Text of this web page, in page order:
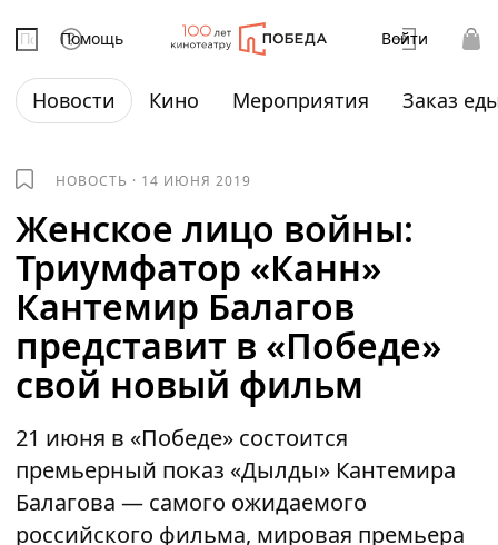
Помощь Войти
Новости Кино Мероприятия Заказ
НОВОСТЬ · 14 ИЮНЯ 2019
Женское лицо войны:
Триумфатор «Канн»
Кантемир Балагов
представит в «Победе»
свой новый фильм
21 июня в «Победе» состоится
премьерный показ «Дылды» Кантемира
Балагова — самого ожидаемого
российского фильма, мировая премьера